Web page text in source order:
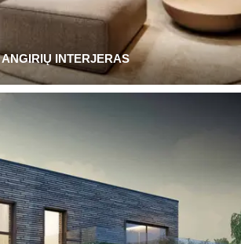
ANGIRIŲ INTERJERAS